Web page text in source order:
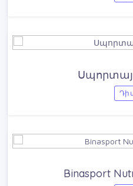
Binasport